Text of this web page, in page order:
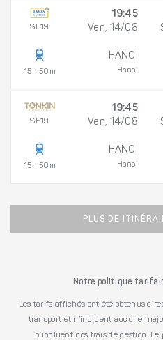
SE19
15h 50m
19:45
Ven, 14/08
HANOI
Hanoi
SE19
15h 50m
19:45
Ven, 14/08
HANOI
Hanoi
PLUS DE
Notre politique
Les tarifs affichés ont été obtenus
transport et n’incluent aucune
n’incluent nos frais de gestion.